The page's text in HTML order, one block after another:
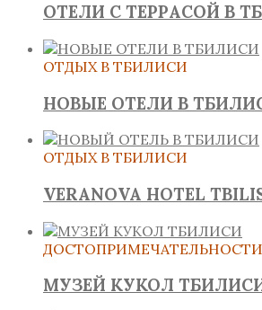
ОТЕЛИ С ТЕРРАСОЙ В
ОТДЫХ В ТБИЛИСИ
НОВЫЕ ОТЕЛИ В
ОТДЫХ В ТБИЛИСИ
VERANOVA HOTEL
МУЗЕЙ КУКОЛ